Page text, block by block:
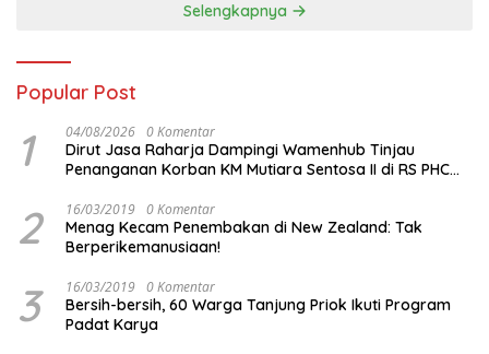
Selengkapnya
Popular Post
1 04/08/2026 0 Komentar
Dirut Jasa Raharja Dampingi Wamenhub Tinjau
Penanganan Korban KM Mutiara Sentosa II di RS PHC
2 16/03/2019 0 Komentar
Menag Kecam Penembakan di New Zealand: Tak
Berperikemanusiaan!
3 16/03/2019 0 Komentar
Bersih-bersih, 60 Warga Tanjung Priok Ikuti Program
Padat Karya